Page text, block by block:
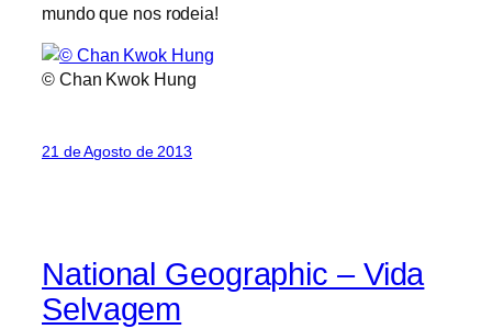
mundo que nos rodeia!
© Chan Kwok Hung
21 de Agosto de 2013
National Geographic – Vida
Selvagem